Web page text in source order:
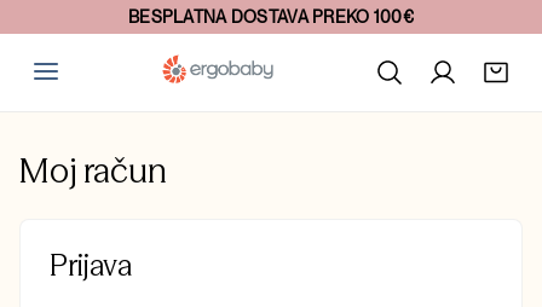
BESPLATNA DOSTAVA PREKO 100€
Moj račun
Prijava